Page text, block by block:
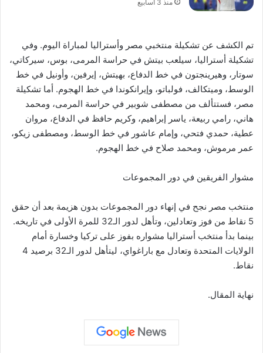
منذ 3 أسابيع
تم الكشف عن تشكيلة منتخبي مصر وأستراليا لمباراة اليوم. وفي
تشكيلة أستراليا، سيلعب بيتش في حراسة المرمى، بوس، سيركاتي،
سوتار، وهيرينجتون في خط الدفاع، بهيتش، إيرفين، وأونيل في خط
الوسط، وميتكالف، فولباتو، وإيرانكوندا في خط الهجوم. أما تشكيلة
مصر، فستتألف من مصطفى شوبير في حراسة المرمى، ومحمد
هاني، رامي ربيعة، ياسر إبراهيم، وكريم حافظ في الدفاع، مروان
عطية، حمدي فتحي، وإمام عاشور في خط الوسط، ومصطفى زيكو،
عمر مرموش، ومحمد صلاح في خط الهجوم.
مشوار الفريقين في دور المجموعات
منتخب مصر نجح في إنهاء دور المجموعات بدون هزيمة بعد أن حقق
5 نقاط من فوز وتعادلين، وتأهل لدور الـ32 للمرة الأولى في تاريخه.
بينما بدأ منتخب أستراليا مشواره بفوز على تركيا وخسارة أمام
الولايات المتحدة وتعادل مع باراغواي، ليتأهل لدور الـ32 برصيد 4
نقاط.
نهاية المقال.